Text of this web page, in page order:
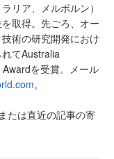
リア、メルボルン）
取得。先ごろ、オー
術の研究開発におけ
てAustralia
を受賞。メール
。
たは直近の記事の寄